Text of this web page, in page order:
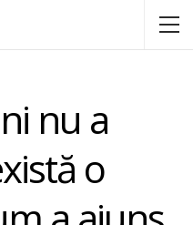
nu a
o